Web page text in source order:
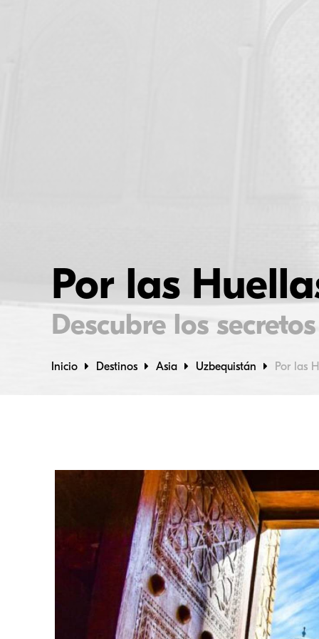
Por las
Descubre los
Inicio Destinos Asia Uzbequistán Por las